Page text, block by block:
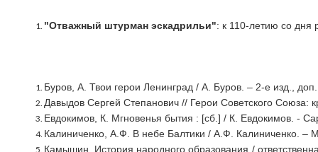
"Отважный штурман эскадрильи": к 110-летию со дня
Буров, А. Твои герои Ленинград / А. Буров. – 2-е изд.,
Давыдов Сергей Степанович // Герои Советского Союза:
Евдокимов, К. Мгновенья бытия : [сб.] / К. Евдокимов. -
Калиниченко, А.Ф. В небе Балтики / А.Ф. Калиниченко.
Камышин. История народного образования /